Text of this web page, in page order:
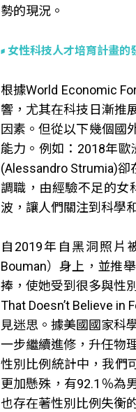
勢的現況。
女性科技人才培育計畫的
根據World Economic
響，尤其在科技日漸推
因素。但從以下幾個國
能力。例如：2018年
(Alessandro Strumia)
調職，由經驗不足的女
波，讓人們關注到科學
自2019年自黑洞照片
Bouman）身上，並推
捧，使她受到很多與性
That Doesn’t Believe
見迷思。據美國國家科
一步繼續進修，升任物
性別比例統計中，我們
更加懸殊，有92.1％為
也存在著性別比例失衡